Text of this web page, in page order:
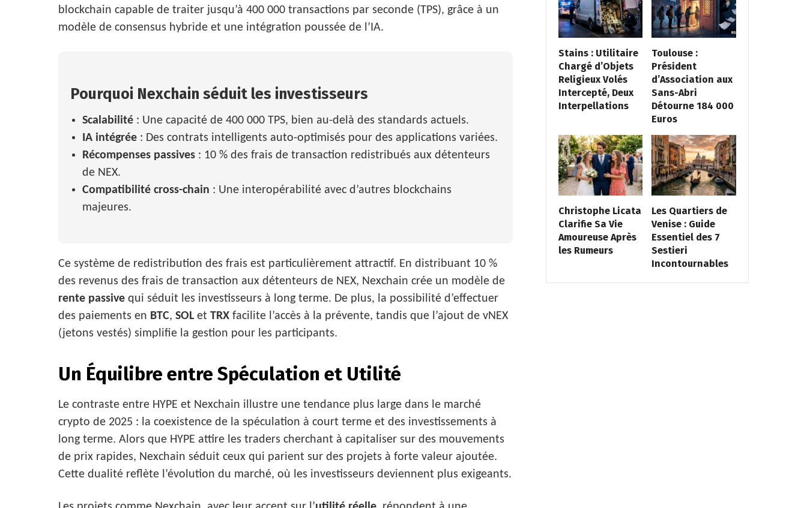
blockchain capable de traiter jusqu’à 400 000 transactions par seconde (TPS), grâce à un
modèle de consensus hybride et une intégration poussée de l’IA.
Pourquoi Nexchain séduit les investisseurs
Scalabilité : Une capacité de 400 000 TPS, bien au-delà des standards actuels.
IA intégrée : Des contrats intelligents auto-optimisés pour des applications variées.
Récompenses passives : 10 % des frais de transaction redistribués aux détenteurs
de NEX.
Compatibilité cross-chain : Une interopérabilité avec d’autres blockchains
majeures.
Ce système de redistribution des frais est particulièrement attractif. En distribuant 10 %
des revenus des frais de transaction aux détenteurs de NEX, Nexchain crée un modèle de
rente passive qui séduit les investisseurs à long terme. De plus, la possibilité d’effectuer
des paiements en BTC, SOLet TRX facilite l’accès à la prévente, tandis que l’ajout de vNEX
(jetons vestés) simplifie la gestion pour les participants.
Un Équilibre entre Spéculation et Utilité
Le contraste entre HYPE et Nexchain illustre une tendance plus large dans le marché
crypto de 2025 : la coexistence de la spéculation à court terme et des investissements à
long terme. Alors que HYPE attire les traders cherchant à capitaliser sur des mouvements
de prix rapides, Nexchain séduit ceux qui parient sur des projets à forte valeur ajoutée.
Cette dualité reflète l’évolution du marché, où les investisseurs deviennent plus exigeants.
Stains : Utilitaire
Chargé d’Objets
Religieux Volés
Intercepté, Deux
Interpellations
Toulouse :
Président
d’Association aux
Sans-Abri
Détourne 184 000
Euros
Christophe Licata
Clarifie Sa Vie
Amoureuse Après
les Rumeurs
Les Quartiers de
Venise : Guide
Essentiel des 7
Sestieri
Incontournables